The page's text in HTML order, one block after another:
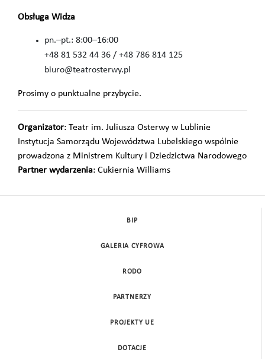
Obsługa Widza
pn.–pt.: 8:00–16:00
+48 81 532 44 36 / +48 786 814 125
biuro@teatrosterwy.pl
Prosimy o punktualne przybycie.
Organizator: Teatr im. Juliusza Osterwy w Lublinie
Instytucja Samorządu Województwa Lubelskiego wspólnie
prowadzona z Ministrem Kultury i Dziedzictwa Narodowego
Partner wydarzenia: Cukiernia Williams
BIP
GALERIA CYFROWA
RODO
PARTNERZY
PROJEKTY UE
DOTACJE